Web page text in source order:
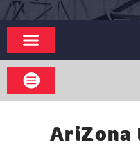
AriZona